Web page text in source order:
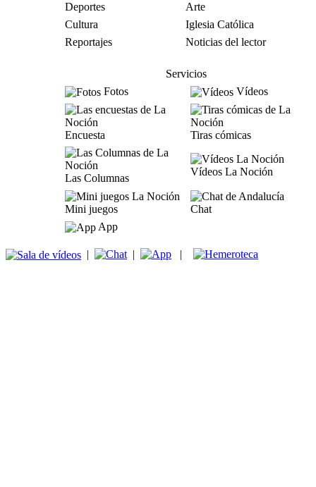
Deportes
Arte
Cultura
Iglesia Católica
Reportajes
Noticias del lector
Servicios
Fotos
Vídeos
Encuesta Tiras cómicas
Las Columnas
Vídeos La Noción
Mini juegos
Chat
App
| | |